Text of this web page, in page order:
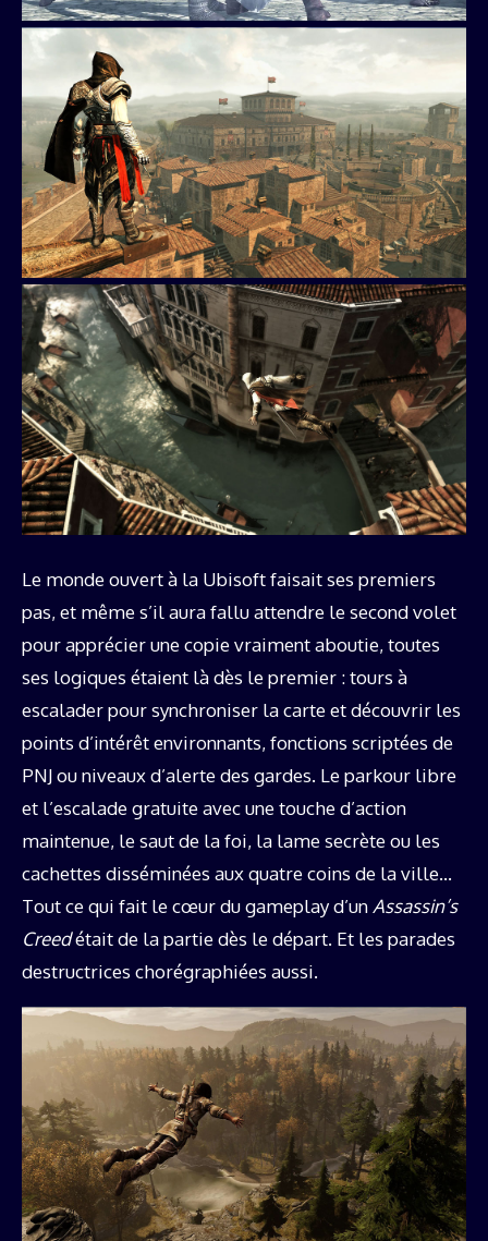
Le monde ouvert à la Ubisoft faisait ses premiers
pas, et même s’il aura fallu attendre le second volet
pour apprécier une copie vraiment aboutie, toutes
ses logiques étaient là dès le premier : tours à
escalader pour synchroniser la carte et découvrir les
points d’intérêt environnants, fonctions scriptées de
PNJ ou niveaux d’alerte des gardes. Le parkour libre
et l’escalade gratuite avec une touche d’action
maintenue, le saut de la foi, la lame secrète ou les
cachettes disséminées aux quatre coins de la ville…
Tout ce qui fait le cœur du gameplay d’un Assassin’s
Creedétait de la partie dès le départ. Et les parades
destructrices chorégraphiées aussi.